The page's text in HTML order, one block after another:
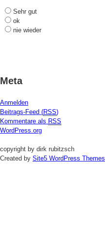
Sehr gut
ok
nie wieder
Meta
Anmelden
Beitrags-Feed (RSS)
Kommentare als RSS
WordPress.org
copyright by dirk rubitzsch
Created by Site5 WordPress Themes